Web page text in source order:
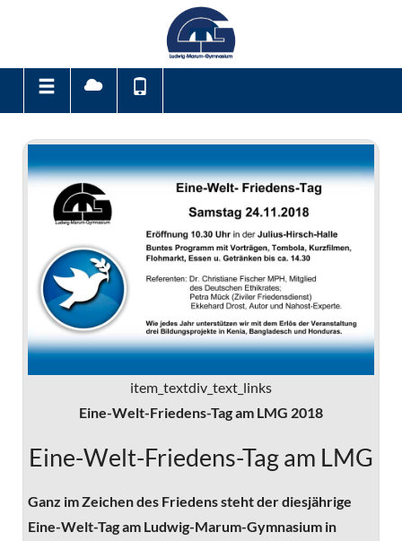
item_textdiv_text_links
Eine-Welt-Friedens-Tag am LMG 2018
Eine-Welt-Friedens-Tag am LMG
Ganz im Zeichen des Friedens steht der diesjährige
Eine-Welt-Tag am Ludwig-Marum-Gymnasium in